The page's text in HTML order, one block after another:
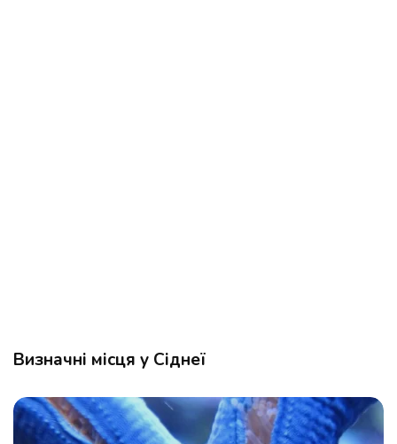
Визначні місця у Сіднеї